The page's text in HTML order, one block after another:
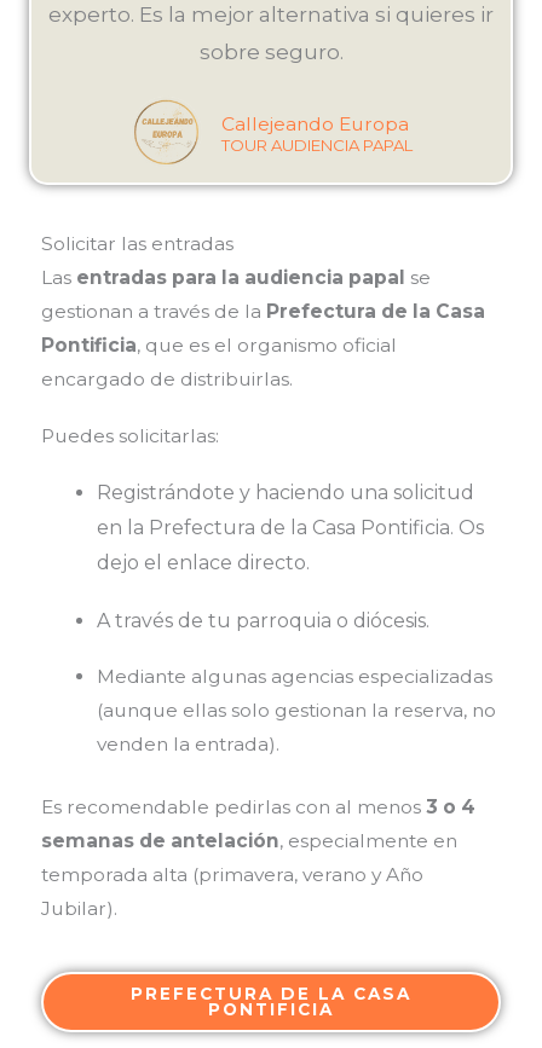
experto. Es la mejor alternativa si quieres ir
sobre seguro.
Callejeando Europa
TOUR AUDIENCIA PAPAL
Solicitar las entradas
Las entradas para la audiencia papal se
gestionan a través de la Prefectura de la Casa
Pontificia, que es el organismo oficial
encargado de distribuirlas.
Puedes solicitarlas:
Registrándote y haciendo una solicitud
en la Prefectura de la Casa Pontificia. Os
dejo el enlace directo.
A través de tu parroquia o diócesis.
Mediante algunas agencias especializadas
(aunque ellas solo gestionan la reserva, no
venden la entrada).
Es recomendable pedirlas con al menos 3 o 4
semanas de antelación, especialmente en
temporada alta (primavera, verano y Año
Jubilar).
PREFECTURA DE LA CASA
PONTIFICIA